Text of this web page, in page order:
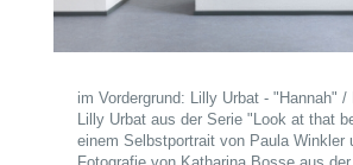
im Vordergrund: Lilly Urbat - "Hannah" /
Lilly Urbat aus der Serie "Look at that
einem Selbstportrait von Paula Winkler